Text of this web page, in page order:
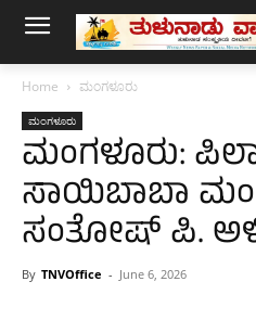
Home ಮಂಗಳೂರು
ಮಂಗಳೂರು
ಮಂಗಳೂರು:
ಸಾಯಿಬಾಬಾ
ಸಂತೋಷ್ ಪಿ.
By TNVOffice - June 6, 2026